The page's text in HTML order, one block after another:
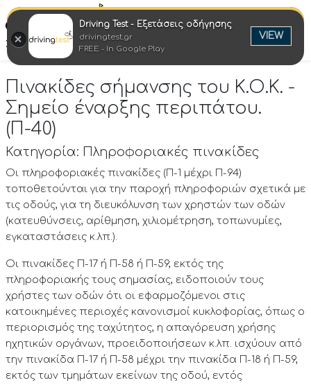
Στροφή στην επιτυχία
Πινακίδες σήμανσης του Κ.Ο.Κ. -
Σημείο έναρξης περιπάτου.
(Π-40)
Κατηγορία: Πληροφοριακές πινακίδες
Οι πληροφοριακές πινακίδες (Π-1 μέχρι Π-94)
τοποθετούνται για την παροχή πληροφοριών σχετικά με
τις οδούς, για τη διευκόλυνση των χρηστών των οδών
(κατευθύνσεις, αρίθμηση, χιλιομέτρηση, τοπωνυμίες,
εγκαταστάσεις κ.λπ.).
Οι πινακίδες Π-17 ή Π-58 ή Π-59, εκτός της
πληροφοριακής τους σημασίας, ειδοποιούν τους
χρήστες των οδών ότι οι εφαρμοζόμενοι στις
κατοικημένες περιοχές κανονισμοί κυκλοφορίας, όπως ο
περιορισμός της ταχύτητος, η απαγόρευση χρήσης
ηχητικών οργάνων, προειδοποιήσεων κ.λπ. ισχύουν από
την πινακίδα Π-17 ή Π-58 μέχρι την πινακίδα Π-18 ή Π-59,
εκτός των τμημάτων εκείνων της οδού, εντός
Driving Test - Εξετάσεις οδήγησης
drivingtest.gr
FREE - In Google Play
VIEW